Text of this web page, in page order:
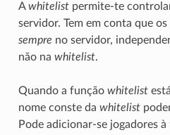
Awhitelistpermite-te
servidor. Tem em conta que
sempre no servidor,
não na whitelist.
Quando a função whitelist
nome conste da whitelist
Pode adicionar-se jogadores à